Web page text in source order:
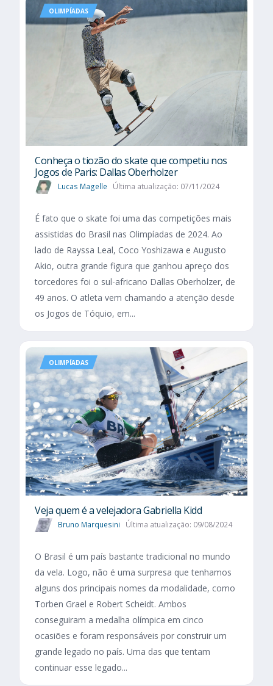
OLIMPÍADAS
Conheça o tiozão do skate que competiu nos
Jogos de Paris: Dallas Oberholzer
Lucas Magelle Última atualização: 07/11/2024
É fato que o skate foi uma das competições mais
assistidas do Brasil nas Olimpíadas de 2024. Ao
lado de Rayssa Leal, Coco Yoshizawa e Augusto
Akio, outra grande figura que ganhou apreço dos
torcedores foi o sul-africano Dallas Oberholzer, de
49 anos. O atleta vem chamando a atenção desde
os Jogos de Tóquio, em...
OLIMPÍADAS
Veja quem é a velejadora Gabriella Kidd
Bruno Marquesini Última atualização: 09/08/2024
O Brasil é um país bastante tradicional no mundo
da vela. Logo, não é uma surpresa que tenhamos
alguns dos principais nomes da modalidade, como
Torben Grael e Robert Scheidt. Ambos
conseguiram a medalha olímpica em cinco
ocasiões e foram responsáveis por construir um
grande legado no país. Uma das que tentam
continuar esse legado...